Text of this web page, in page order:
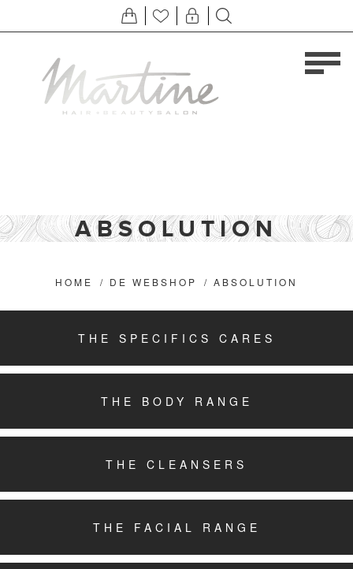
ABSOLUTION
HOME / DE WEBSHOP / ABSOLUTION
THE SPECIFICS CARES
THE BODY RANGE
THE CLEANSERS
THE FACIAL RANGE